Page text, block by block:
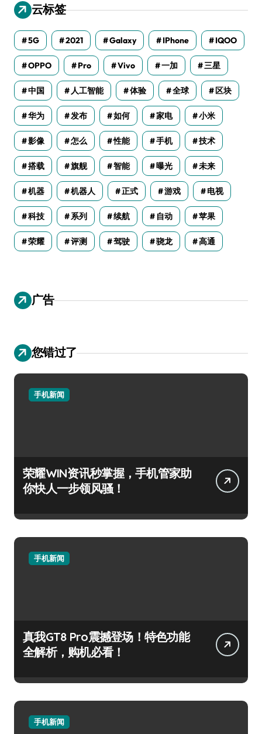
云标签
5G 2021 Galaxy IPhone IQOO
OPPO Pro Vivo 一加 三星
中国 人工智能 体验 全球 区块
华为 发布 如何 家电 小米
影像 怎么 性能 手机 技术
搭载 旗舰 智能 曝光 未来
机器 机器人 正式 游戏 电视
科技 系列 续航 自动 苹果
荣耀 评测 驾驶 骁龙 高通
广告
您错过了
手机新闻
荣耀WIN资讯秒掌握，手机管家助
你快人一步领风骚！
手机新闻
真我GT8 Pro震撼登场！特色功能
全解析，购机必看！
手机新闻